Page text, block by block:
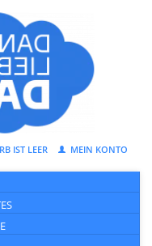
IST LEER MEIN KONTO